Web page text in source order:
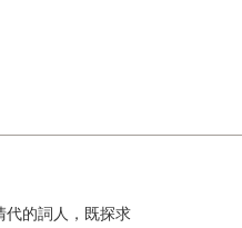
代的詞人，既探求